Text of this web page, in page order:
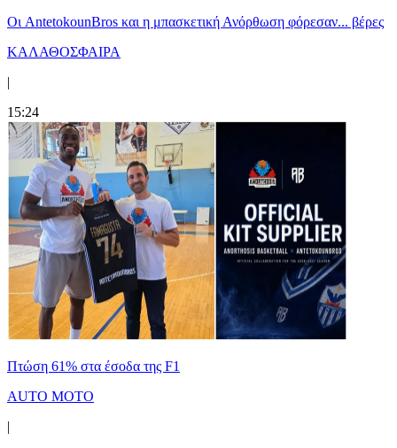
Oι AntetokounBros και η μπασκετική Ανόρθωση φόρεσαν... βέρες
ΚΑΛΑΘΟΣΦΑΙΡΑ
|
15:24
Πτώση 61% στα έσοδα της F1
AUTO MOTO
|